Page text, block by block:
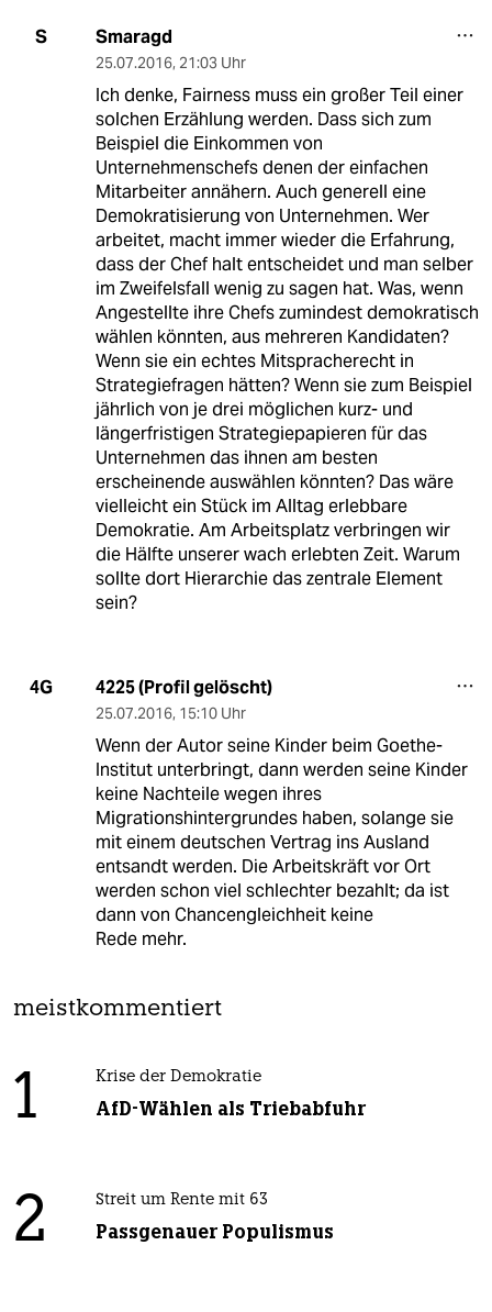
S Smaragd
25.07.2016, 21:03 Uhr
Ich denke, Fairness muss ein großer Teil einer
solchen Erzählung werden. Dass sich zum
Beispiel die Einkommen von
Unternehmenschefs denen der einfachen
Mitarbeiter annähern. Auch generell eine
Demokratisierung von Unternehmen. Wer
arbeitet, macht immer wieder die Erfahrung,
dass der Chef halt entscheidet und man selber
im Zweifelsfall wenig zu sagen hat. Was, wenn
Angestellte ihre Chefs zumindest demokratisch
wählen könnten, aus mehreren Kandidaten?
Wenn sie ein echtes Mitspracherecht in
Strategiefragen hätten? Wenn sie zum Beispiel
jährlich von je drei möglichen kurz- und
längerfristigen Strategiepapieren für das
Unternehmen das ihnen am besten
erscheinende auswählen könnten? Das wäre
vielleicht ein Stück im Alltag erlebbare
Demokratie. Am Arbeitsplatz verbringen wir
die Hälfte unserer wach erlebten Zeit. Warum
sollte dort Hierarchie das zentrale Element
sein?
4G 4225 (Profil gelöscht)
25.07.2016, 15:10 Uhr
Wenn der Autor seine Kinder beim Goethe-
Institut unterbringt, dann werden seine Kinder
keine Nachteile wegen ihres
Migrationshintergrundes haben, solange sie
mit einem deutschen Vertrag ins Ausland
entsandt werden. Die Arbeitskräft vor Ort
werden schon viel schlechter bezahlt; da ist
dann von Chancengleichheit keine
Rede mehr.
meistkommentiert
1 Krise der Demokratie
AfD-Wählen als Triebabfuhr
2 Streit um Rente mit 63
Passgenauer Populismus